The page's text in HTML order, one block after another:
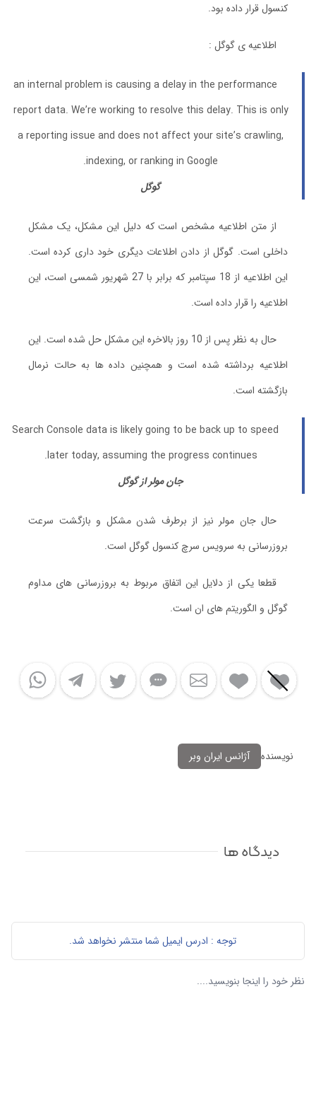
کنسول قرار داده بود.
اطلاعیه ی گوگل :
an internal problem is causing a delay in the performance
report data. We’re working to resolve this delay. This is only
a reporting issue and does not affect your site’s crawling,
indexing, or ranking in Google.
گوگل
از متن اطلاعیه مشخص است که دلیل این مشکل، یک مشکل
داخلی است. گوگل از دادن اطلاعات دیگری خود داری کرده است.
این اطلاعیه از 18 سپتامبر که برابر با 27 شهریور شمسی است، این
اطلاعیه را قرار داده است.
حال به نظر پس از 10 روز بالاخره این مشکل حل شده است. این
اطلاعیه برداشته شده است و همچنین داده ها به حالت نرمال
بازگشته است.
Search Console data is likely going to be back up to speed
later today, assuming the progress continues.
جان مولر از گوگل
حال جان مولر نیز از برطرف شدن مشکل و بازگشت سرعت
بروزرسانی به سرویس سرچ کنسول گوگل است.
قطعا یکی از دلایل این اتفاق مربوط به بروزرسانی های مداوم
گوگل و الگوریتم های ان است.
نویسنده آژانس ایران وبر
دیدگاه ها
توجه : ادرس ایمیل شما منتشر نخواهد شد.